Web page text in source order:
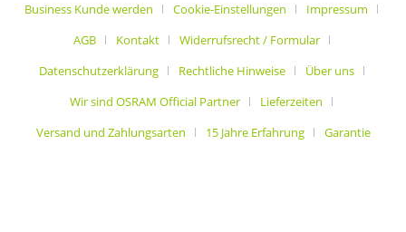
Business Kunde werden Cookie-Einstellungen
Impressum
AGB
Kontakt
Widerrufsrecht / Formular
Datenschutzerklärung
Rechtliche Hinweise
Über uns
Wir sind OSRAM Official Partner
Lieferzeiten
Versand und Zahlungsarten
15 Jahre Erfahrung Garantie